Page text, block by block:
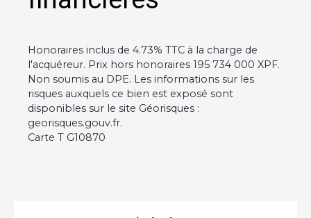
Honoraires inclus de 4.73% TTC à la charge de
l'acquéreur. Prix hors honoraires 195 734 000 XPF.
Non soumis au DPE. Les informations sur les
risques auxquels ce bien est exposé sont
disponibles sur le site Géorisques :
georisques.gouv.fr.
Carte T G10870